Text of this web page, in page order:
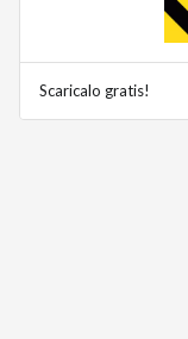
Scaricalo gratis!